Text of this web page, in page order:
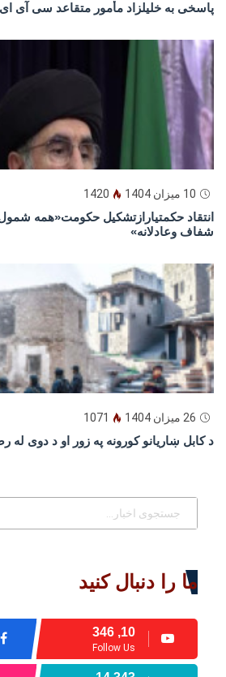
پاسخى به خليلزاد مأمور متقاعد سى آى
10 میزان 1404 1420
انتقاد حکمتیارازتشکیل حکومت«همه
شفاف وعادلانه»
26 میزان 1404 1071
د كابل ښاريانو كورونه په زور او د دوى له
ما را دنبال کنید
10, 346
Follow Us